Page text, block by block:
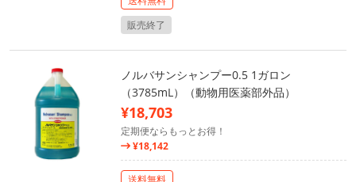
販売終了
ノルバサンシャンプー0.5 1ガロン
（3785mL）（動物用医薬部外品）
¥18,703
定期便ならもっとお得！
¥18,142